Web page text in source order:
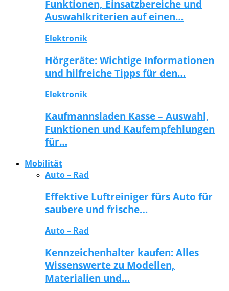
Funktionen, Einsatzbereiche und
Auswahlkriterien auf einen…
Elektronik
Hörgeräte: Wichtige Informationen
und hilfreiche Tipps für den…
Elektronik
Kaufmannsladen Kasse – Auswahl,
Funktionen und Kaufempfehlungen
für…
Mobilität
Auto – Rad
Effektive Luftreiniger fürs Auto für
saubere und frische…
Auto – Rad
Kennzeichenhalter kaufen: Alles
Wissenswerte zu Modellen,
Materialien und…